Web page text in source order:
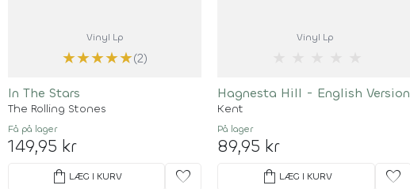
Vinyl Lp
★★★★★(2)
In The Stars
The Rolling Stones
Få på lager
149,95 kr
shopping_bag LÆG I KURV favorite
Vinyl Lp
Hagnesta Hill - English Version
Kent
På lager
89,95 kr
shopping_bag LÆG I KURV favorite